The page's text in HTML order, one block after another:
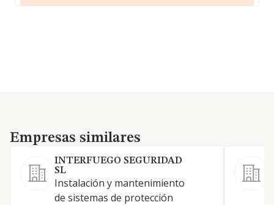
Empresas similares
Empresas similares
INTERFUEGO SEGURIDAD
SL
Instalación y mantenimiento
de sistemas de protección